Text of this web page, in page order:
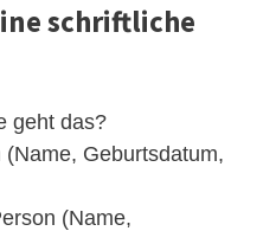
schriftliche
geht das?
Geburtsdatum,
(Name,